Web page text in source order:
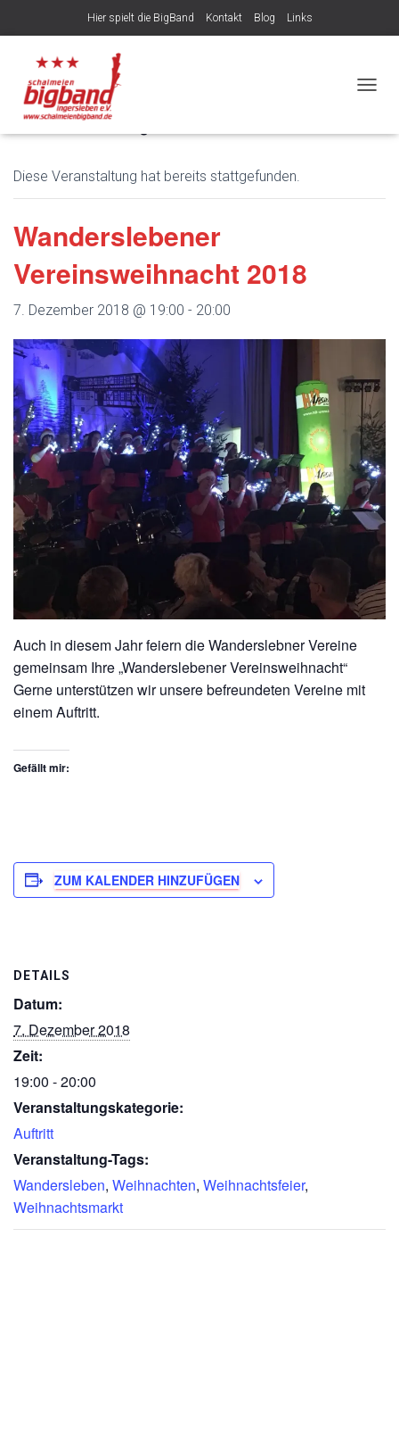
Hier spielt die BigBand Kontakt Blog Links
Veröffentlicht von
« Alle Veranstaltungen
Diese Veranstaltung hat bereits stattgefunden.
Wanderslebener
Vereinsweihnacht 2018
7. Dezember 2018 @ 19:00 - 20:00
Auch in diesem Jahr feiern die Wanderslebner Vereine
gemeinsam Ihre „Wanderslebener Vereinsweihnacht“
Gerne unterstützen wir unsere befreundeten Vereine mit
einem Auftritt.
Gefällt mir:
ZUM KALENDER HINZUFÜGEN
DETAILS
Datum:
7. Dezember 2018
Zeit:
19:00 - 20:00
Veranstaltungskategorie:
Auftritt
Veranstaltung-Tags:
Wandersleben, Weihnachten, Weihnachtsfeier,
Weihnachtsmarkt